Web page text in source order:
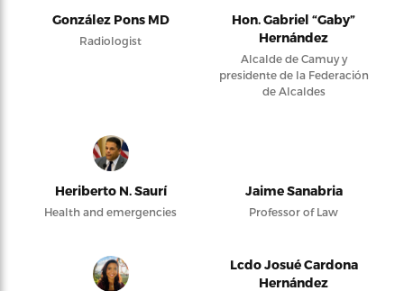
González Pons MD
Radiologist
Hon. Gabriel “Gaby”
Hernández
Alcalde de Camuy y
presidente de la Federación
de Alcaldes
Heriberto N. Saurí
Health and emergencies
Jaime Sanabria
Professor of Law
Lcdo Josué Cardona
Hernández